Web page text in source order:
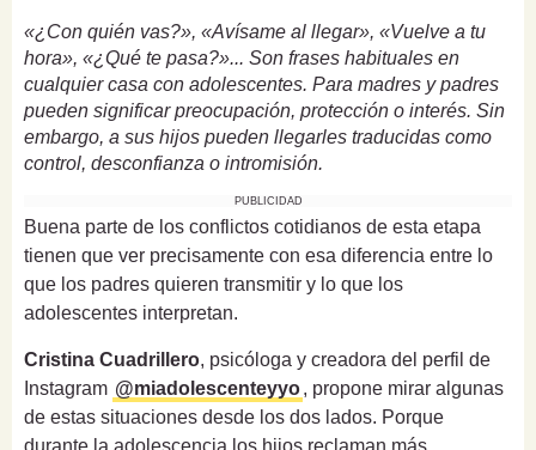
«¿Con quién vas?», «Avísame al llegar», «Vuelve a tu
hora», «¿Qué te pasa?»... Son frases habituales en
cualquier casa con adolescentes. Para madres y padres
pueden significar preocupación, protección o interés. Sin
embargo, a sus hijos pueden llegarles traducidas como
control, desconfianza o intromisión.
PUBLICIDAD
Buena parte de los conflictos cotidianos de esta etapa
tienen que ver precisamente con esa diferencia entre lo
que los padres quieren transmitir y lo que los
adolescentes interpretan.
Cristina Cuadrillero, psicóloga y creadora del perfil de
Instagram @miadolescenteyyo, propone mirar algunas
de estas situaciones desde los dos lados. Porque
durante la adolescencia los hijos reclaman más